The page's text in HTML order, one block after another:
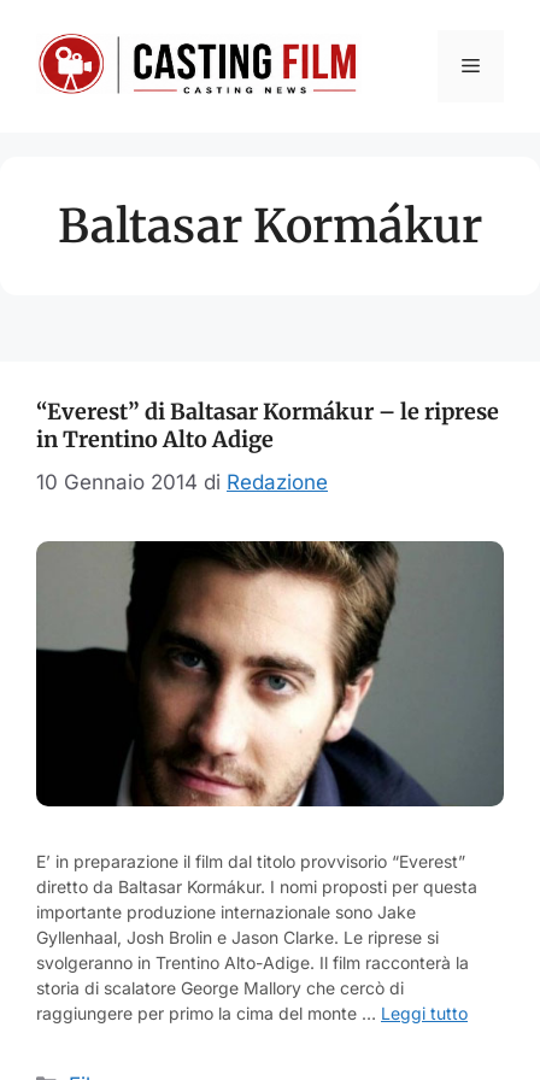
contenuto
Menu
Baltasar Kormákur
“Everest” di Baltasar Kormákur – le riprese
in Trentino Alto Adige
10 Gennaio 2014 di Redazione
E’ in preparazione il film dal titolo provvisorio “Everest”
diretto da Baltasar Kormákur. I nomi proposti per questa
importante produzione internazionale sono Jake
Gyllenhaal, Josh Brolin e Jason Clarke. Le riprese si
svolgeranno in Trentino Alto-Adige. Il film racconterà la
storia di scalatore George Mallory che cercò di
raggiungere per primo la cima del monte … Leggi tutto